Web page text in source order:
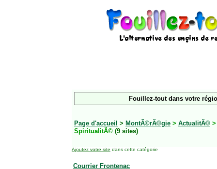
Fouillez-tout dans votre
Page d'accueil > MontÃ©rÃ©gie > ActualitÃ©
SpiritualitÃ© (9 sites)
Ajoutez votre site dans cette catégorie
Courrier Frontenac